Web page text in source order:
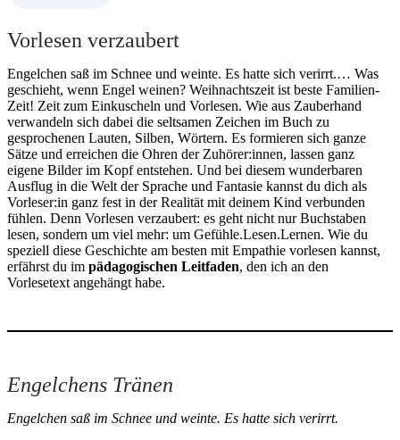
Vorlesen verzaubert
Engelchen saß im Schnee und weinte. Es hatte sich verirrt.… Was
geschieht, wenn Engel weinen? Weihnachtszeit ist beste Familien-
Zeit! Zeit zum Einkuscheln und Vorlesen. Wie aus Zauberhand
verwandeln sich dabei die seltsamen Zeichen im Buch zu
gesprochenen Lauten, Silben, Wörtern. Es formieren sich ganze
Sätze und erreichen die Ohren der Zuhörer:innen, lassen ganz
eigene Bilder im Kopf entstehen. Und bei diesem wunderbaren
Ausflug in die Welt der Sprache und Fantasie kannst du dich als
Vorleser:in ganz fest in der Realität mit deinem Kind verbunden
fühlen. Denn Vorlesen verzaubert: es geht nicht nur Buchstaben
lesen, sondern um viel mehr: um Gefühle.Lesen.Lernen. Wie du
speziell diese Geschichte am besten mit Empathie vorlesen kannst,
erfährst du im pädagogischen Leitfaden, den ich an den
Vorlesetext angehängt habe.
Engelchens Tränen
Engelchen saß im Schnee und weinte. Es hatte sich verirrt.